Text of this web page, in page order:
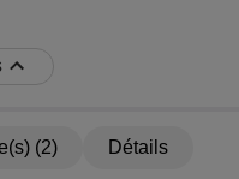
(2) Détails